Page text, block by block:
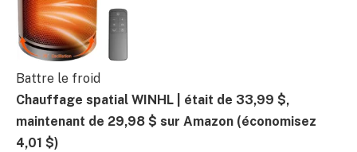
Battre le froid
Chauffage spatial WINHL | était de 33,99 $,
maintenant de 29,98 $ sur Amazon (économisez
4,01 $)